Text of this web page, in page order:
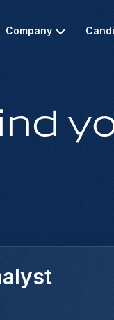
Company